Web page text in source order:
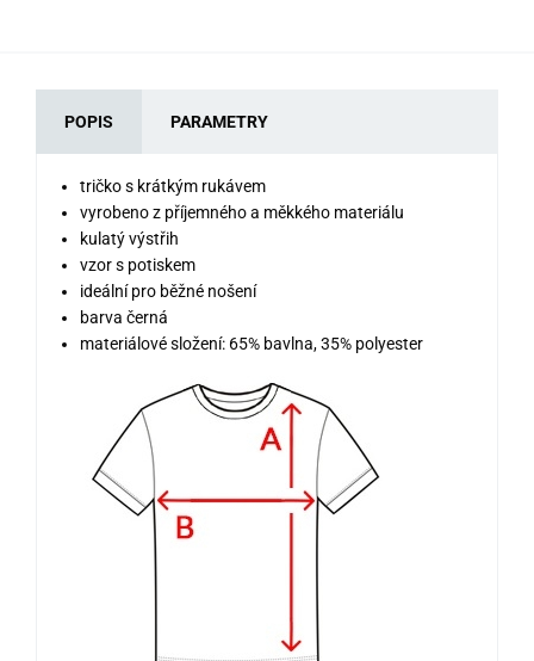
POPIS PARAMETRY
tričko s krátkým rukávem
vyrobeno z příjemného a měkkého materiálu
kulatý výstřih
vzor s potiskem
ideální pro běžné nošení
barva černá
materiálové složení: 65% bavlna, 35% polyester